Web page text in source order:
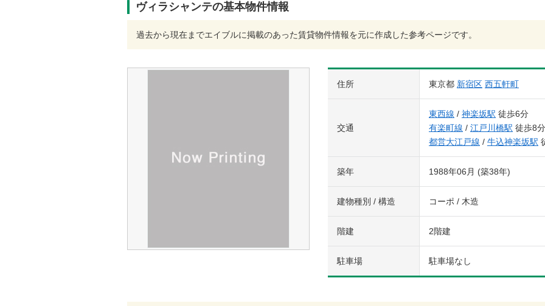
ヴィラシャンテの基本物件情報
過去から現在までエイブルに掲載のあった賃貸物件情報を元に作成した参考ページです。
住所 東京都 新宿区 西五軒町
交通
東西線 / 神楽坂駅 徒歩6分
有楽町線 / 江戸川橋駅 徒歩8分
都営大江戸線 / 牛込神楽坂駅
築年 1988年06月 (築38年)
建物種別 / 構造 コーポ / 木造
階建 2階建
駐車場 駐車場なし